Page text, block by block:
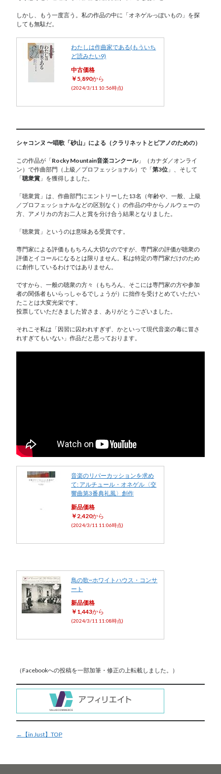
しかし、もう一度言う。私の作品の中に「オネゲルっぽいもの」を探
しても無駄だ。
わたしは作曲家である(もういち
ど読みたい9)
中古価格
￥5,890から
(2024/3/11 10:56時点)
シャコンヌ 〜唱歌「砂山」による（クラリネットとピアノのための）
この作品が「Rocky Mountain音楽コンクール」（カナダ／オンライ
ン）で作曲部門（上級／プロフェッショナル）で「第3位 」、そして
「聴衆賞 」を獲得しました。
「聴衆賞」は、作曲部門にエントリーした13名（年齢や、一般、上級
／プロフェッショナルなどの区別なく）の作品の中からノルウェーの
方、アメリカの方お二人と賞を分け合う結果となりました。
「聴衆賞」というのは意味ある受賞です。
専門家による評価ももちろん大切なのですが、専門家の評価が聴衆の
評価とイコールになるとは限りません。私は特定の専門家だけのため
に創作しているわけではありません。
ですから、一般の聴衆の方々（もちろん、そこには専門家の方や参加
者の関係者もいらっしゃるでしょうが）に拙作を受けとめていただい
たことは大変光栄です。
投票していただきました皆さま、ありがとうございました。
それこそ私は「因習に囚われすぎず、かといって現代音楽の毒に冒さ
れすぎてもいない」作品だと思っております。
音楽のリパーカッションを求め
て: アルチュール・オネゲル〈交
響曲第3番典礼風〉創作
新品価格
￥2,420から
(2024/3/11 11:06時点)
鳥の歌~ホワイトハウス・コンサ
ート
新品価格
￥1,443から
(2024/3/11 11:08時点)
（Facebookへの投稿を一部加筆・修正の上転載しました。）
←【in Just】TOP